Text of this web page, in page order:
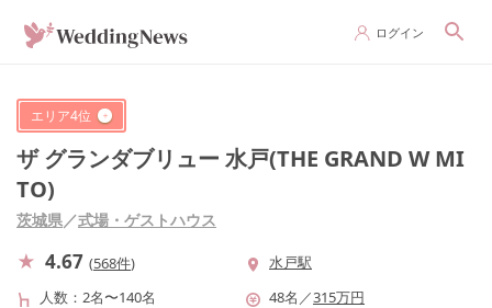
ログイン
エリア4位
ザ グランダブリュー 水戸(THE GRAND W MI
TO)
茨城県／式場・ゲストハウス
4.67 (568件)
水戸駅
人数
2名〜140名 48名 ／315万円